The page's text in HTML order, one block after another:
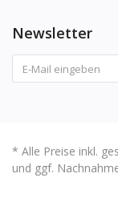
Newsletter
* Alle Preise inkl.
und ggf.